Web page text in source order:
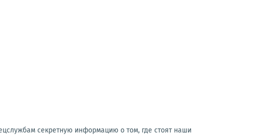
секретную информацию о том, где стоят наши